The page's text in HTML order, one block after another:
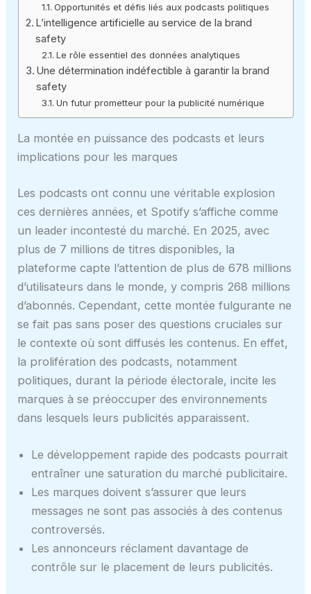
Opportunités et défis liés aux podcasts politiques
L’intelligence artificielle au service de la brand
safety
Le rôle essentiel des données analytiques
Une détermination indéfectible à garantir la brand
safety
Un futur prometteur pour la publicité numérique
La montée en puissance des podcasts et leurs
implications pour les marques
Les podcasts ont connu une véritable explosion
ces dernières années, et Spotify s’affiche comme
un leader incontesté du marché. En 2025, avec
plus de 7 millions de titres disponibles, la
plateforme capte l’attention de plus de 678 millions
d’utilisateurs dans le monde, y compris 268 millions
d’abonnés. Cependant, cette montée fulgurante ne
se fait pas sans poser des questions cruciales sur
le contexte où sont diffusés les contenus. En effet,
la prolifération des podcasts, notamment
politiques, durant la période électorale, incite les
marques à se préoccuper des environnements
dans lesquels leurs publicités apparaissent.
Le développement rapide des podcasts pourrait
entraîner une saturation du marché publicitaire.
Les marques doivent s’assurer que leurs
messages ne sont pas associés à des contenus
controversés.
Les annonceurs réclament davantage de
contrôle sur le placement de leurs publicités.